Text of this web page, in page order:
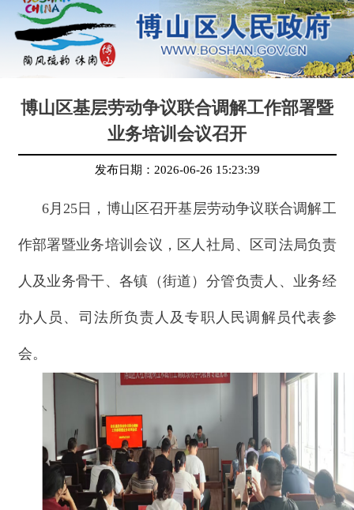
博山区基层劳动争议联合调解工作部署暨
业务培训会议召开
发布日期： 2026-06-26 15:23:39
6月25日，博山区召开基层劳动争议联合调解工
作部署暨业务培训会议，区人社局、区司法局负责
人及业务骨干、各镇（街道）分管负责人、业务经
办人员、司法所负责人及专职人民调解员代表参
会。